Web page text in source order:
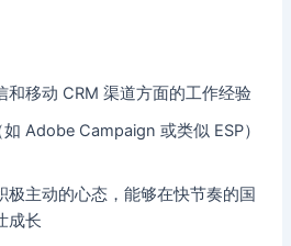
和移动 CRM 渠道方面的工作经验
Adobe Campaign 或类似 ESP）
极主动的心态，能够在快节奏的国
成长